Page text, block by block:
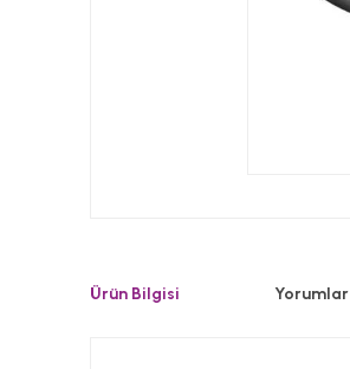
Ürün Bilgisi Yorumlar